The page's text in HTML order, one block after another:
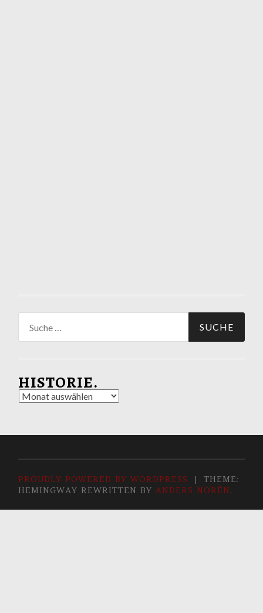
nach:
HISTORIE.
Historie.
PROUDLY POWERED BY WORDPRESS |
THEME:
HEMINGWAY REWRITTEN BYANDERS NORÉN.